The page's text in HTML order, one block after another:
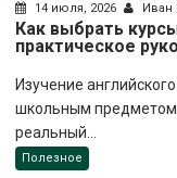
14 июля, 2026 Иван
Как выбрать
практическое
Изучение
школьным предметом
реальный...
Полезное